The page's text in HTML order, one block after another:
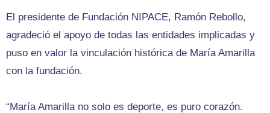
El presidente de Fundación NIPACE, Ramón Rebollo,
agradeció el apoyo de todas las entidades implicadas y
puso en valor la vinculación histórica de María Amarilla
con la fundación.
“María Amarilla no solo es deporte, es puro corazón.